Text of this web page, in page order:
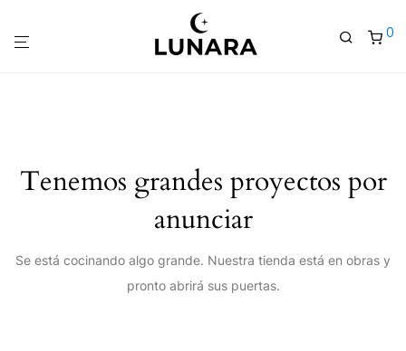
0
Tenemos grandes proyectos por
anunciar
Se está cocinando algo grande. Nuestra tienda está en obras y
pronto abrirá sus puertas.